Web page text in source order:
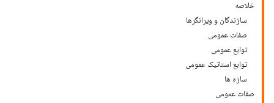
خلاصه
سازندگان و ویرانگرها
صفات عمومی
توابع عمومی
توابع استاتیک عمومی
سازه ها
صفات عمومی